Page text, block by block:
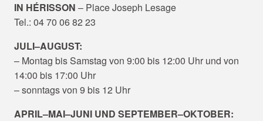
IN HÉRISSON – Place Joseph Lesage
Tel.: 04 70 06 82 23
JULI–AUGUST:
– Montag bis Samstag von 9:00 bis 12:00 Uhr und von
14:00 bis 17:00 Uhr
– sonntags von 9 bis 12 Uhr
APRIL–MAI–JUNI UND SEPTEMBER–OKTOBER: